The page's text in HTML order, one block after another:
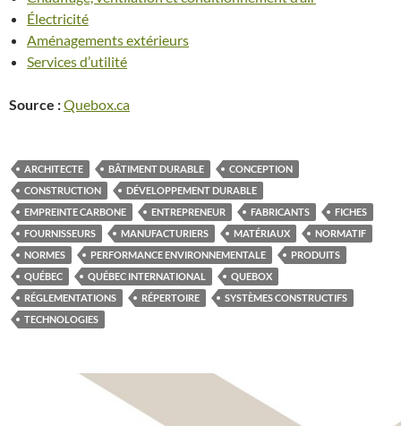
Électricité
Aménagements extérieurs
Services d’utilité
Source :Quebox.ca
ARCHITECTE BÂTIMENT DURABLE
CONCEPTION
CONSTRUCTION
DÉVELOPPEMENT DURABLE
EMPREINTE CARBONE
ENTREPRENEUR FABRICANTS
FICHES
FOURNISSEURS
MANUFACTURIERS MATÉRIAUX
NORMATIF
NORMES
PERFORMANCE ENVIRONNEMENTALE
PRODUITS
QUÉBEC
QUÉBEC INTERNATIONAL
QUEBOX
RÉGLEMENTATIONS
RÉPERTOIRE
SYSTÈMES CONSTRUCTIFS
TECHNOLOGIES